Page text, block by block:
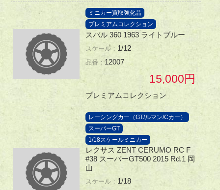
ミニカー買取強化品
プレミアムコレクション
スバル 360 1963 ライトブルー
1/12
12007
15,000
プレミアムコレクション
レーシングカー（GT/ルマン/Cカー）
スーパーGT
1/18スケールミニカー
レクサス ZENT CERUMO RC F
#38 スーパーGT500 2015 Rd.1 岡
山
1/18